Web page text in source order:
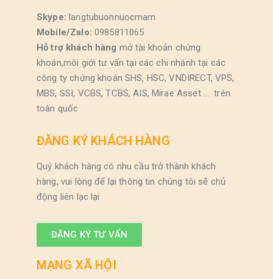
Skype: langtubuonnuocmam
Mobile/Zalo: 0985811065
Hỗ trợ khách hàng mở tài khoản chứng
khoán,môi giới tư vấn tại các chi nhánh tại các
công ty chứng khoán SHS, HSC, VNDIRECT, VPS,
MBS, SSI, VCBS, TCBS, AIS, Mirae Asset … trên
toàn quốc
ĐĂNG KÝ KHÁCH HÀNG
Quý khách hàng có nhu cầu trở thành khách
hàng, vui lòng để lại thông tin chúng tôi sẽ chủ
động liên lạc lại
ĐĂNG KÝ TƯ VẤN
MẠNG XÃ HỘI